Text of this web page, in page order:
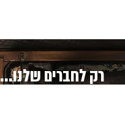
רק לחברים שלנו...